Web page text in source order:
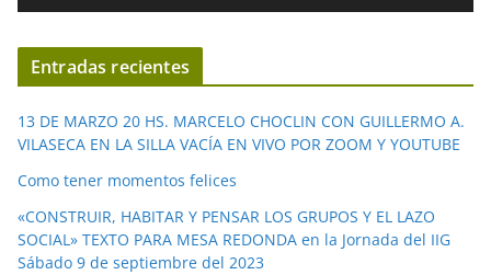
í
d
e
o
Entradas recientes
13 DE MARZO 20 HS. MARCELO CHOCLIN CON GUILLERMO A.
VILASECA EN LA SILLA VACÍA EN VIVO POR ZOOM Y YOUTUBE
Como tener momentos felices
«CONSTRUIR, HABITAR Y PENSAR LOS GRUPOS Y EL LAZO
SOCIAL» TEXTO PARA MESA REDONDA en la Jornada del IIG
Sábado 9 de septiembre del 2023